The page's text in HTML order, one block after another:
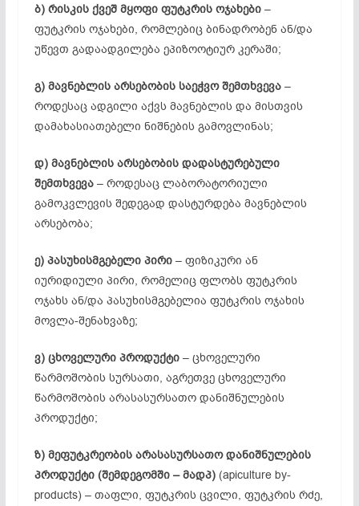
ბ) რისკის ქვეშ მყოფი ფუტკრის ოჯახები–
ფუტკრის ოჯახები, რომლებიც ბინადრობენ ან/და
უწევთ გადაადგილება ეპიზოოტიურ კერაში;
გ) მავნებლის არსებობის საეჭვო შემთხვევა–
როდესაც ადგილი აქვს მავნებლის და მისთვის
დამახასიათებელი ნიშნების გამოვლინას;
დ) მავნებლის არსებობის დადასტურებული
შემთხვევა – როდესაც ლაბორატორიული
გამოკვლევის შედეგად დასტურდება მავნებლის
არსებობა;
ე) პასუხისმგებელი პირი– ფიზიკური ან
იურიდიული პირი, რომელიც ფლობს ფუტკრის
ოჯახს ან/და პასუხისმგებელია ფუტკრის ოჯახის
მოვლა-შენახვაზე;
ვ) ცხოველური პროდუქტი– ცხოველური
წარმოშობის სურსათი, აგრეთვე ცხოველური
წარმოშობის არასასურსათო დანიშნულების
პროდუქტი;
ზ) მეფუტკრეობის არასასურსათო დანიშნულების
პროდუქტი (შემდეგომში – მადპ)(apiculture by-
products) – თაფლი, ფუტკრის ცვილი, ფუტკრის რძე,